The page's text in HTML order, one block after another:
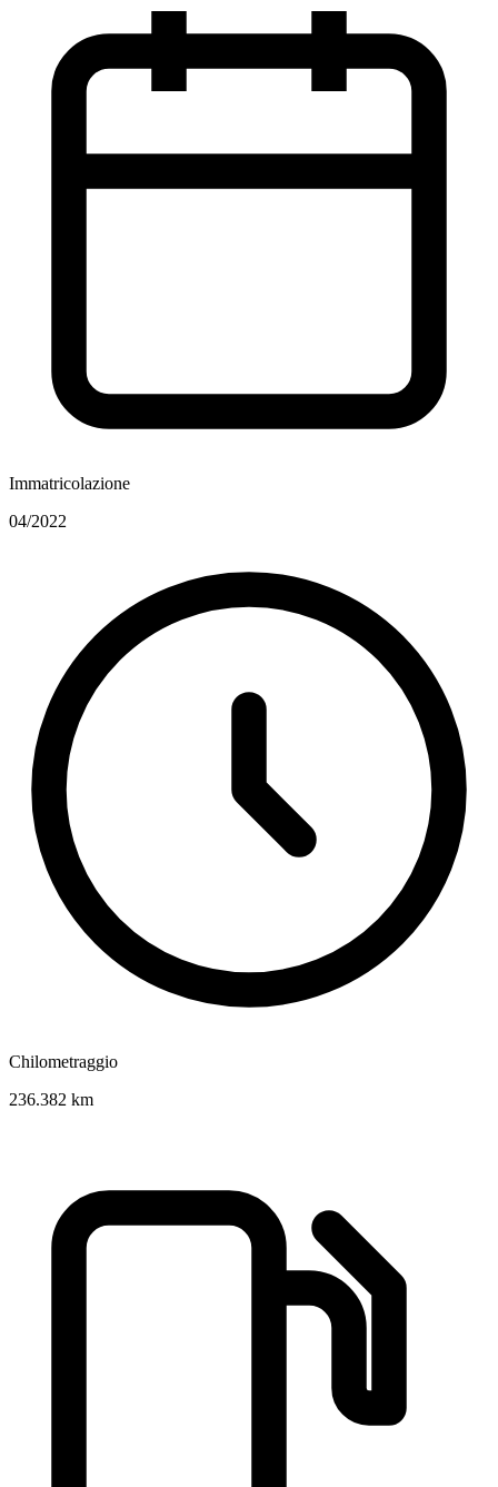
Immatricolazione
04/2022
Chilometraggio
236.382 km